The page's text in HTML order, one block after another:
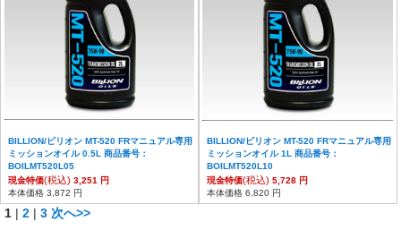
BILLION/ビリオン MT-520 FRマニュアル専用
ミッションオイル 0.5L 商品番号：
BOILMT520L05
現金特価(税込) 3,251 円
本体価格 3,872 円
BILLION/ビリオン MT-520 FRマニュアル専用
ミッションオイル 1L 商品番号：
BOILMT520L10
現金特価(税込) 5,728 円
本体価格 6,820 円
1 | 2 | 3 次へ>>